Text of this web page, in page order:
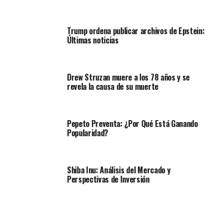
Trump ordena publicar archivos de Epstein:
Últimas noticias
Drew Struzan muere a los 78 años y se
revela la causa de su muerte
Pepeto Preventa: ¿Por Qué Está Ganando
Popularidad?
Shiba Inu: Análisis del Mercado y
Perspectivas de Inversión